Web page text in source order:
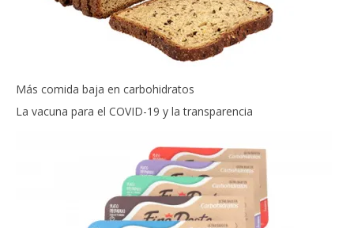
Más comida baja en carbohidratos
La vacuna para el COVID-19 y la transparencia